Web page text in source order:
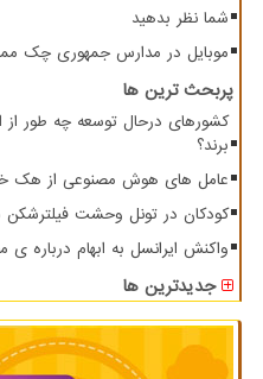
شما نظر بدهید
موبایل در مدارس جمهوری چک
پربحث ترین ها
کشورهای درحال توسعه چه طور
برند؟
عامل های هوش مصنوعی از هک
کودکان در تونل وحشت فیلترشکن
واکنش ایرانسل به ابهام درباره ی
جدیدترین ها